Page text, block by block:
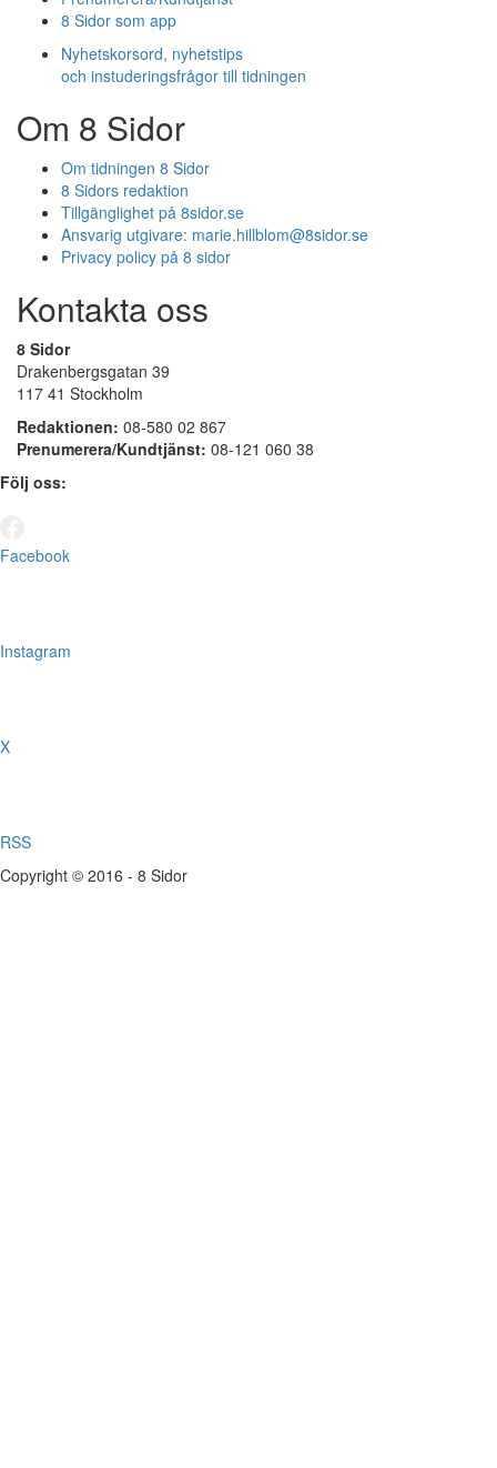
8 Sidor som app
Nyhetskorsord, nyhetstips
och instuderingsfrågor till tidningen
Om 8 Sidor
Om tidningen 8 Sidor
8 Sidors redaktion
Tillgänglighet på 8sidor.se
Ansvarig utgivare: marie.hillblom@8sidor.se
Privacy policy på 8 sidor
Kontakta oss
8 Sidor
Drakenbergsgatan 39
117 41 Stockholm
Redaktionen: 08-580 02 867
Prenumerera/Kundtjänst: 08-121 060 38
Följ oss:
Facebook
Instagram
X
RSS
Copyright © 2016 - 8 Sidor